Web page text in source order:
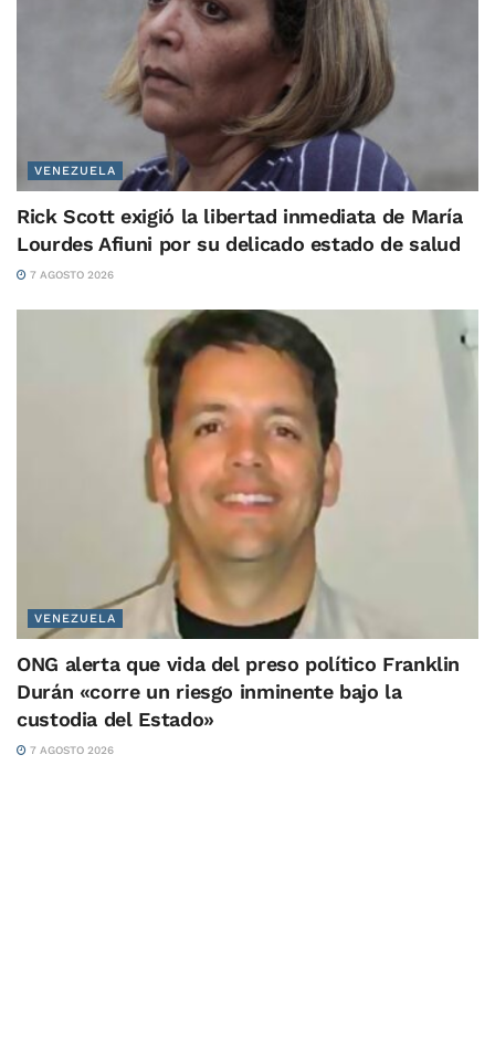
VENEZUELA
Rick Scott exigió la libertad inmediata de María
Lourdes Afiuni por su delicado estado de salud
7 AGOSTO 2026
VENEZUELA
ONG alerta que vida del preso político Franklin
Durán «corre un riesgo inminente bajo la
custodia del Estado»
7 AGOSTO 2026